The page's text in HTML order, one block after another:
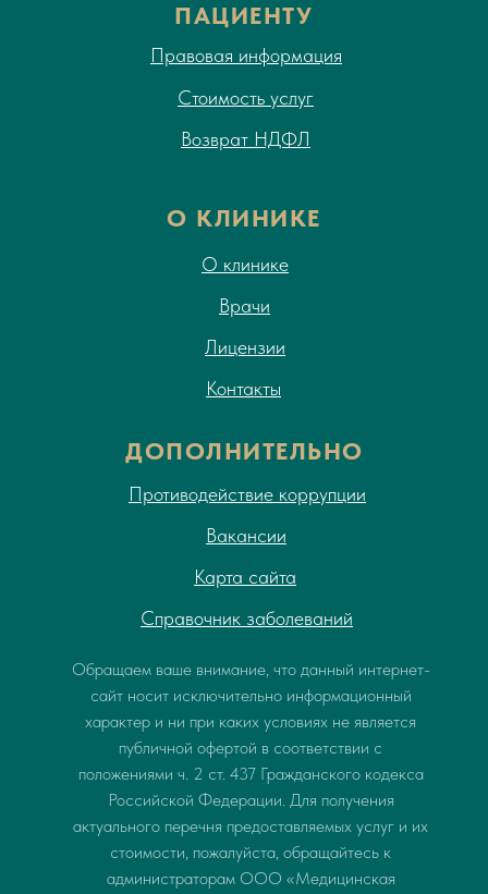
ПАЦИЕНТУ
О КЛИНИКЕ
ДОПОЛНИТЕЛЬНО
Правовая информация
Возврат НДФЛ
Стоимость услуг
Врачи
Лицензии
О клинике
Контакты
Вакансии
Карта сайта
Справочник заболеваний
Противодействие коррупции
Обращаем ваше внимание, что данный интернет-
сайт носит исключительно информационный
характер и ни при каких условиях не является
публичной офертой в соответствии с
положениями ч. 2 ст. 437 Гражданского кодекса
Российской Федерации. Для получения
актуального перечня предоставляемых услуг и их
стоимости, пожалуйста, обращайтесь к
администраторам ООО «Медицинская